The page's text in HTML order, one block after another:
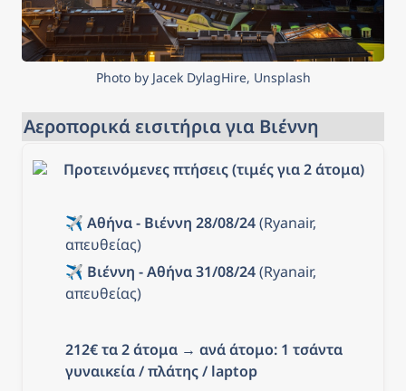
Photo by Jacek DylagHire, Unsplash
Αεροπορικά εισιτήρια για Βιέννη
Προτεινόμενες πτήσεις (τιμές για 2 άτομα)
✈️ Αθήνα - Βιέννη 28/08/24 (Ryanair,
απευθείας)
✈️ Βιέννη - Αθήνα 31/08/24 (Ryanair,
απευθείας)
212€ τα 2 άτομα → ανά άτομο: 1 τσάντα
γυναικεία / πλάτης / laptop